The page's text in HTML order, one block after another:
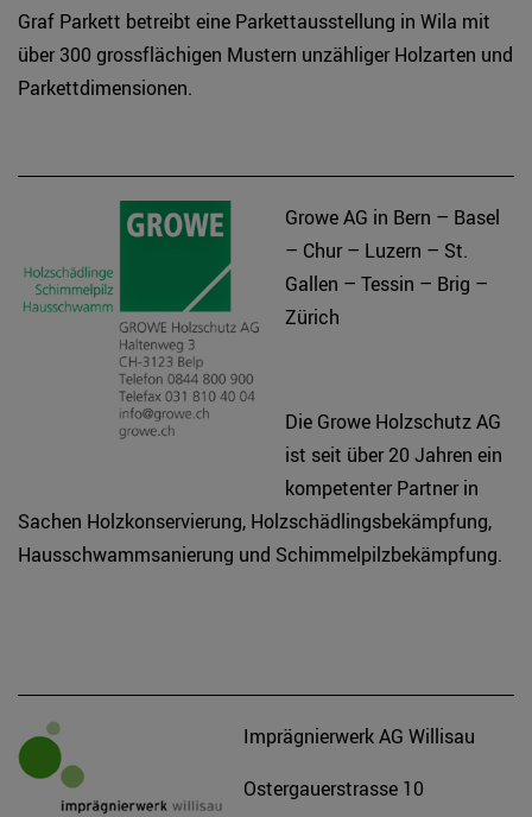
Graf Parkett betreibt eine Parkettausstellung in Wila mit
über 300 grossflächigen Mustern unzähliger Holzarten und
Parkettdimensionen.
Growe AG in Bern – Basel
– Chur – Luzern – St.
Gallen – Tessin – Brig –
Zürich
Die Growe Holzschutz AG
ist seit über 20 Jahren ein
kompetenter Partner in
Sachen Holzkonservierung, Holzschädlingsbekämpfung,
Hausschwammsanierung und Schimmelpilzbekämpfung.
Imprägnierwerk AG Willisau
Ostergauerstrasse 10